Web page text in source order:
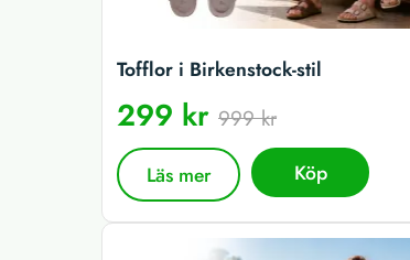
Tofflor i Birkenstock-stil
299 kr 999 kr
Läs mer Köp